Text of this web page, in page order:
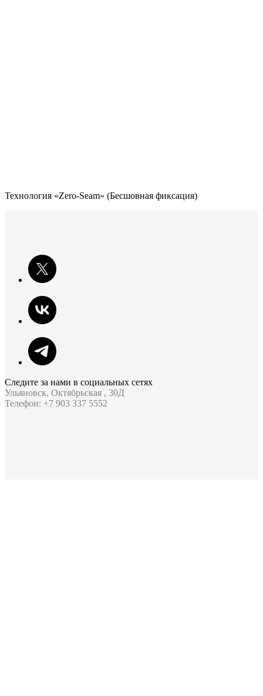
Технология «Zero-Seam» (Бесшовная фиксация)
Следите за нами в социальных сетях
Ульяновск, Октябрьская , 30Д
Телефон: +7 903 337 5552